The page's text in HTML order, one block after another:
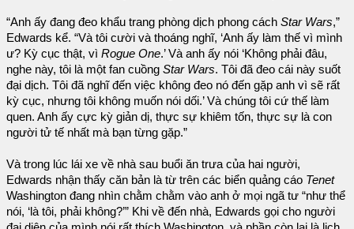
“Anh ấy đang đeo khẩu trang phòng dịch phong cách Star Wars,”
Edwards kể. “Và tôi cười và thoáng nghĩ, ‘Anh ấy làm thế vì mình
ư? Kỳ cục thật, vì Rogue One.’ Và anh ấy nói ‘Không phải đâu,
nghe này, tôi là một fan cuồng Star Wars. Tôi đã đeo cái này suốt
đại dịch. Tôi đã nghĩ đến việc không đeo nó đến gặp anh vì sẽ rất
kỳ cục, nhưng tôi không muốn nói dối.’ Và chúng tôi cứ thế làm
quen. Anh ấy cực kỳ giản dị, thực sự khiêm tốn, thực sự là con
người tử tế nhất mà bạn từng gặp.”
Và trong lúc lái xe về nhà sau buổi ăn trưa của hai người,
Edwards nhận thấy căn bản là từ trên các biển quảng cáo Tenet
Washington đang nhìn chằm chằm vào anh ở mọi ngã tư “như thể
nói, ‘là tôi, phải không?’” Khi về đến nhà, Edwards gọi cho người